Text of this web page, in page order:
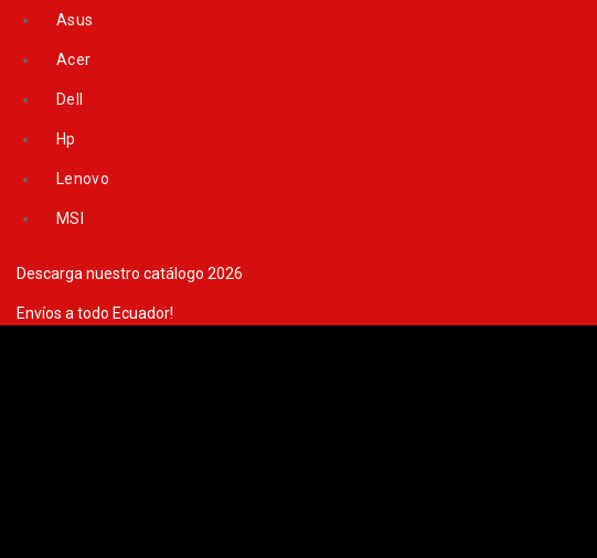
content
Asus
Acer
Dell
Hp
Lenovo
MSI
Descarga nuestro catálogo 2026
Envíos a todo Ecuador!